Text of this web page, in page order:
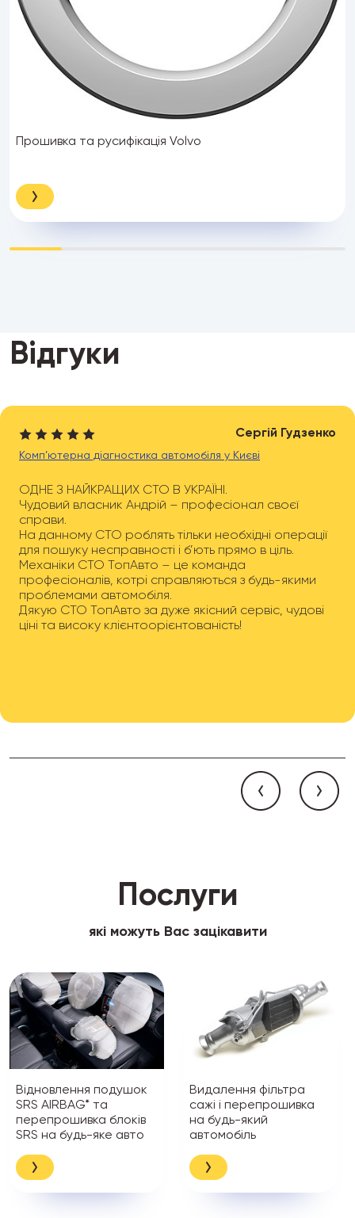
Прошивка та русифікація Volvo
Відгуки
Сергій Гудзенко
Комп’ютерна діагностика автомобіля у Києві
ОДНЕ З НАЙКРАЩИХ СТО В УКРАЇНІ.
Чудовий власник Андрій – професіонал своєї
справи.
На данному СТО роблять тільки необхідні операції
для пошуку несправності і б’ють прямо в ціль.
Механіки СТО ТопАвто – це команда
професіоналів, котрі справляються з будь-якими
проблемами автомобіля.
Дякую СТО ТопАвто за дуже якісний сервіс, чудові
ціні та високу клієнтоорієнтованість!
Послуги
які можуть Вас зацікавити
Відновлення подушок
SRS AIRBAG* та
перепрошивка блоків
SRS на будь-яке авто
Видалення фільтра
сажі і перепрошивка
на будь-який
автомобіль